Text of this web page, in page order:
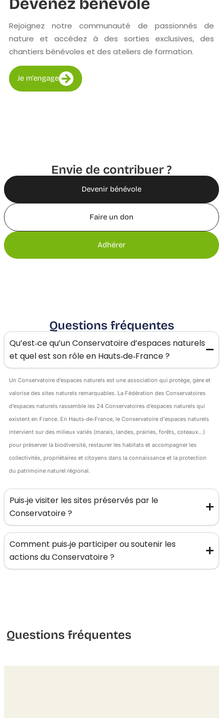
Rejoignez notre communauté de passionnés de
nature et accédez à des sorties exclusives, des
chantiers bénévoles et des ateliers de formation.
Je m'engage
Envie de contribuer ?
Devenir bénévole
Faire un don
Adhérer
Questions fréquentes
Qu’est‑ce qu’un Conservatoire d’espaces naturels
et quel est son rôle en Hauts‑de‑France ?
Un Conservatoire d’espaces naturels est une association qui protège, gère et
valorise des sites naturels remarquables. La Fédération des Conservatoires
d’espaces naturels rassemble les 24 Conservatoires d’espaces naturels qui
existent en France. En Hauts‑de‑France, le Conservatoire d'espaces naturels
intervient sur des milieux variés (marais, landes, prairies, forêts, coteaux…)
pour préserver la biodiversité, restaurer les habitats et accompagner les
collectivités, propriétaires et citoyens dans la connaissance et la protection
du patrimoine naturel régional.
Puis‑je visiter les sites préservés par le
Conservatoire ?
Comment puis‑je participer ou soutenir les
actions du Conservatoire ?
Questions fréquentes